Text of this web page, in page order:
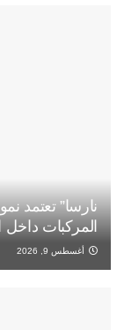
نارسا” تعتمد
المركبات
أغسطس 9, 2026